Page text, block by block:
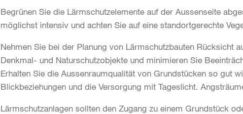
Begrünen Sie die Lärmschutzelemente auf der Aussenseite
möglichst intensiv und achten Sie auf eine standortgerechte
Nehmen Sie bei der Planung von Lärmschutzbauten Rücksicht
Denkmal- und Naturschutzobjekte und minimieren Sie
Erhalten Sie die Aussenraumqualität von Grundstücken so gut
Blickbeziehungen und die Versorgung mit Tageslicht.
Lärmschutzanlagen sollten den Zugang zu einem Grundstück